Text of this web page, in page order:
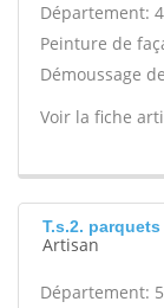
Département:
Peinture de
Démoussage
Voir la fiche
T.s.2.
Artisan
Département: